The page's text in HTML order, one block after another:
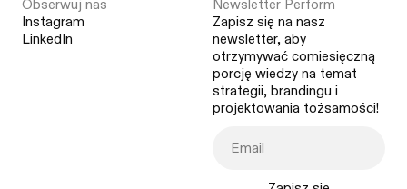
Obserwuj nas
Instagram
LinkedIn
Newsletter Perform
Zapisz się na nasz
newsletter, aby
otrzymywać comiesięczną
porcję wiedzy na temat
strategii, brandingu i
projektowania tożsamości!